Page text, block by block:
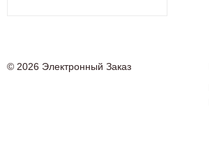
© 2026 Электронный Заказ